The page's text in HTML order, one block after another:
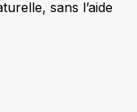
sans l’aide